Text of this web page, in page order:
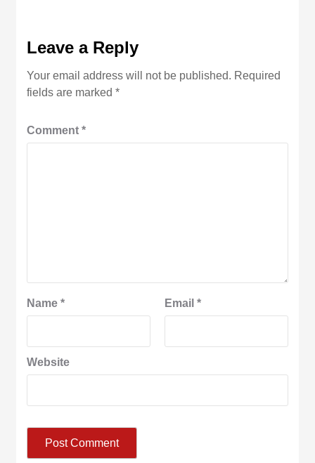
Leave a Reply
Your email address will not be published. Required
fields are marked*
Comment*
Name* Email *
Website